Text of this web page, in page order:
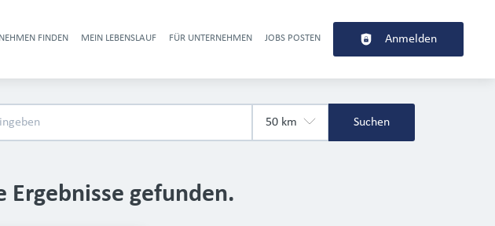
FINDEN MEIN LEBENSLAUF FÜR UNTERNEHMEN JOBS POSTEN Anmelden
Suchen
Ergebnisse gefunden.